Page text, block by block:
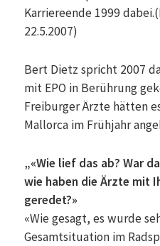
Karriereende 1999
22.5.2007)
Bert Dietz spricht 2007
mit EPO in Berührung
Freiburger Ärzte hätten
Mallorca im Frühjahr
„«Wie lief das ab? War
wie haben die Ärzte mit
geredet?»
«Wie gesagt, es wurde
Gesamtsituation im